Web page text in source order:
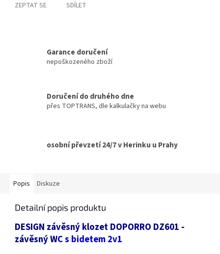
ZEPTAT SE SDÍLET
Garance doručení
nepoškozeného zboží
Doručení do druhého dne
přes TOPTRANS, dle kalkulačky na webu
osobní převzetí 24/7 v Herinku u Prahy
Popis Diskuze
Detailní popis produktu
DESIGN závěsný klozet DOPORRO DZ601 -
závěsný WC s bidetem 2v1